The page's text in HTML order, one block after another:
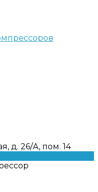
д. 26/А, пом. 14